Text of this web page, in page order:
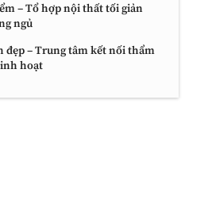
– Tổ hợp nội thất tối giản
ngủ
đẹp – Trung tâm kết nối thẩm
hoạt